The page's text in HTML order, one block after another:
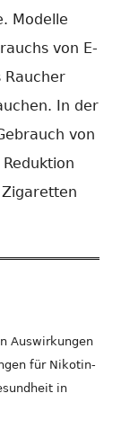
Modelle
von E-
Raucher
In der
von
Auswirkungen
für Nikotin-
in